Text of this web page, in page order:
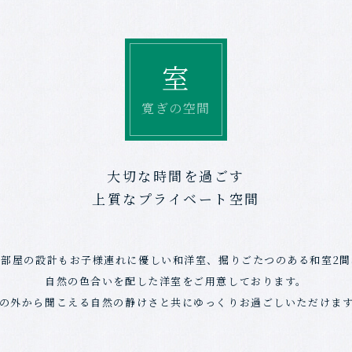
室
寛ぎの空間
大切な時間を過ごす
上質なプライベート空間
屋の設計もお子様連れに優しい和洋室、 掘りごたつのある和室2
自然の色合いを配した洋室をご用意しております。
外から聞こえる自然の静けさと共にゆっくりお過ごしいただけま